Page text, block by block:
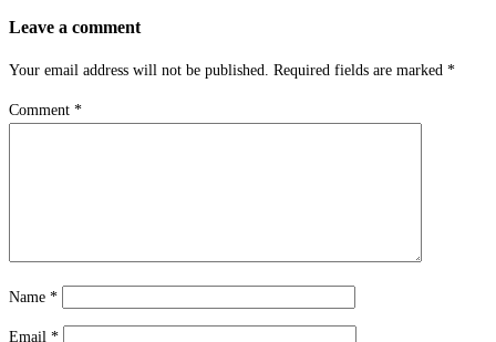
Leave a comment
Your email address will not be published. Required fields are marked *
Comment *
Name *
Email *